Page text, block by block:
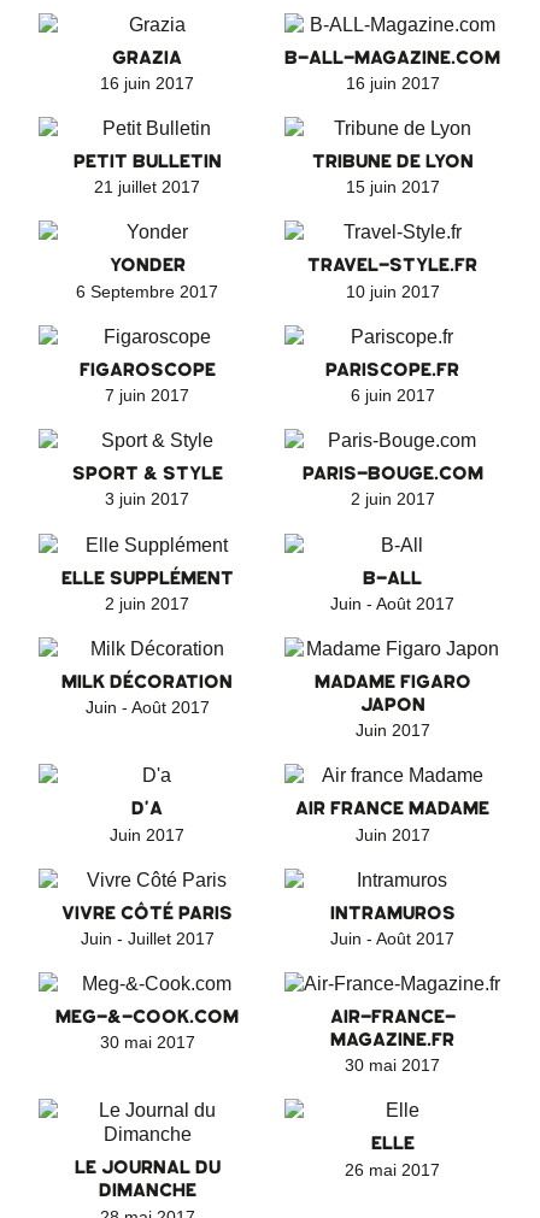
GRAZIA
16 juin 2017
B-ALL-MAGAZINE.COM
16 juin 2017
PETIT BULLETIN
21 juillet 2017
TRIBUNE DE LYON
15 juin 2017
YONDER
6 Septembre 2017
TRAVEL-STYLE.FR
10 juin 2017
FIGAROSCOPE
7 juin 2017
PARISCOPE.FR
6 juin 2017
SPORT & STYLE
3 juin 2017
PARIS-BOUGE.COM
2 juin 2017
ELLE SUPPLÉMENT
2 juin 2017
B-ALL
Juin - Août 2017
MILK DÉCORATION
Juin - Août 2017
MADAME FIGARO
JAPON
Juin 2017
D'A
Juin 2017
AIR FRANCE MADAME
Juin 2017
VIVRE CÔTÉ PARIS
Juin - Juillet 2017
INTRAMUROS
Juin - Août 2017
MEG-&-COOK.COM
30 mai 2017
AIR-FRANCE-
MAGAZINE.FR
30 mai 2017
LE JOURNAL DU
DIMANCHE
ELLE
26 mai 2017